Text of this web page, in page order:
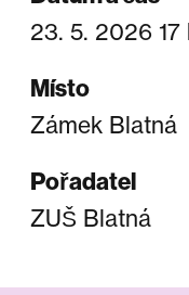
23. 5. 2026 17
Místo
Zámek Blatná
Pořadatel
ZUŠ Blatná